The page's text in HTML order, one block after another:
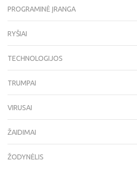
PROGRAMINĖ ĮRANGA
RYŠIAI
TECHNOLOGIJOS
TRUMPAI
VIRUSAI
ŽAIDIMAI
ŽODYNĖLIS